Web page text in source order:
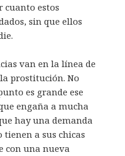
cuanto estos
sin que ellos
van en la línea de
prostitución. No
es grande ese
engaña a mucha
hay una demanda
tienen a sus chicas
con una nueva